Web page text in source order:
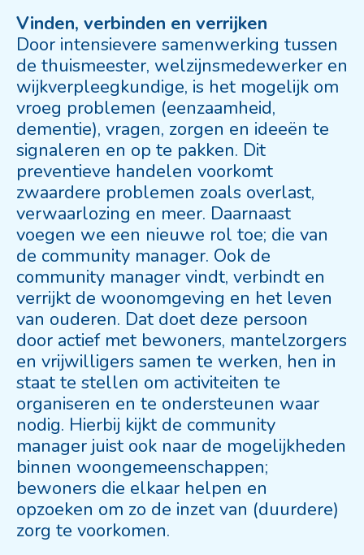
Vinden, verbinden en verrijken
Door intensievere samenwerking tussen
de thuismeester, welzijnsmedewerker en
wijkverpleegkundige, is het mogelijk om
vroeg problemen (eenzaamheid,
dementie), vragen, zorgen en ideeën te
signaleren en op te pakken. Dit
preventieve handelen voorkomt
zwaardere problemen zoals overlast,
verwaarlozing en meer. Daarnaast
voegen we een nieuwe rol toe; die van
de community manager. Ook de
community manager vindt, verbindt en
verrijkt de woonomgeving en het leven
van ouderen. Dat doet deze persoon
door actief met bewoners, mantelzorgers
en vrijwilligers samen te werken, hen in
staat te stellen om activiteiten te
organiseren en te ondersteunen waar
nodig. Hierbij kijkt de community
manager juist ook naar de mogelijkheden
binnen woongemeenschappen;
bewoners die elkaar helpen en
opzoeken om zo de inzet van (duurdere)
zorg te voorkomen.